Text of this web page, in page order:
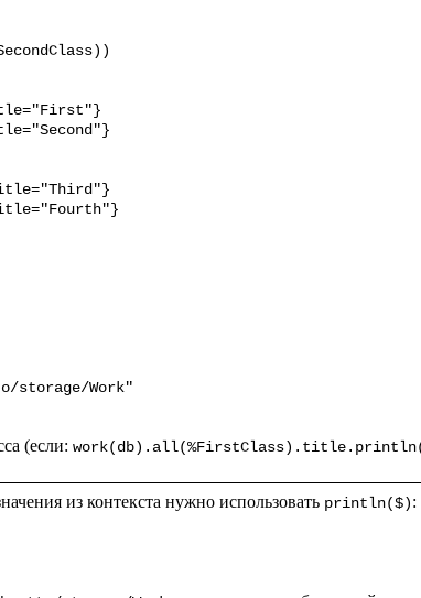
storage/Work"
(если:
из контекста нужно использовать println($):